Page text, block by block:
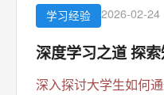
学习经验 2026-02-24
深度学习之道 探
深入探讨大学生如何